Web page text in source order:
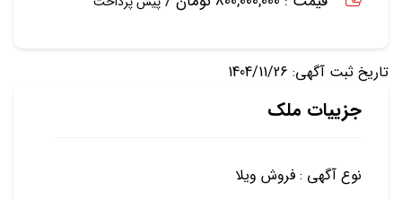
تاریخ ثبت آگهی: 1404/11/26
جزییات ملک
نوع آگهی : فروش ویلا